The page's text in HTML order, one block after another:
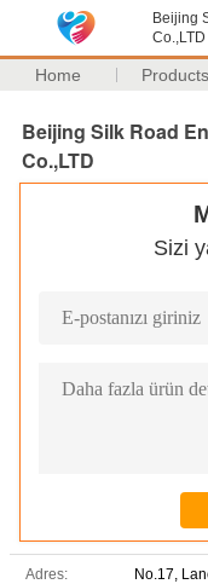
Beijing
Co.,LTD
Home Products
Beijing Silk Road
Co.,LTD
Sizi
Adres: No.17,